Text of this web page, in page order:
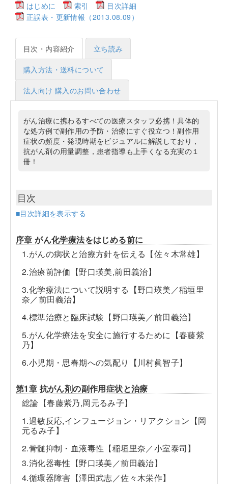
はじめに
索引
目次詳細
正誤表・更新情報（2013.08.09）
目次・内容紹介 立ち読み
購入方法・送料について
法人向け 購入のお問い合わせ
がん治療に携わるすべての医療スタッフ必携！具体的
な処方例で副作用の予防・治療にすぐ役立つ！副作用
症状の頻度・発現時期をビジュアルに解説しており，
抗がん剤の用量調整，患者指導も上手くなる充実の１
冊！
目次
■目次詳細を表示する
序章 がん化学療法をはじめる前に
1.がんの病状と治療方針を伝える【佐々木常雄】
2.治療前評価【野口瑛美,前田義治】
3.化学療法について説明する【野口瑛美／稲垣里
奈／前田義治】
4.標準治療と臨床試験【野口瑛美／前田義治】
5.がん化学療法を安全に施行するために【春藤紫
乃】
6.小児期・思春期への気配り【川村眞智子】
第1章 抗がん剤の副作用症状と治療
総論【春藤紫乃,岡元るみ子】
1.過敏反応,インフュージョン・リアクション【岡
元るみ子】
2.骨髄抑制・血液毒性【稲垣里奈／小室泰司】
3.消化器毒性【野口瑛美／前田義治】
4.循環器障害【澤田武志／佐々木栄作】